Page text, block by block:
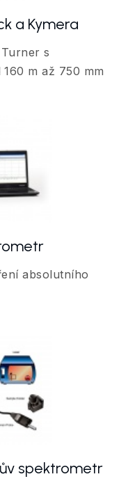
a Kymera
s
m až 750 mm
absolutního
spektrometr